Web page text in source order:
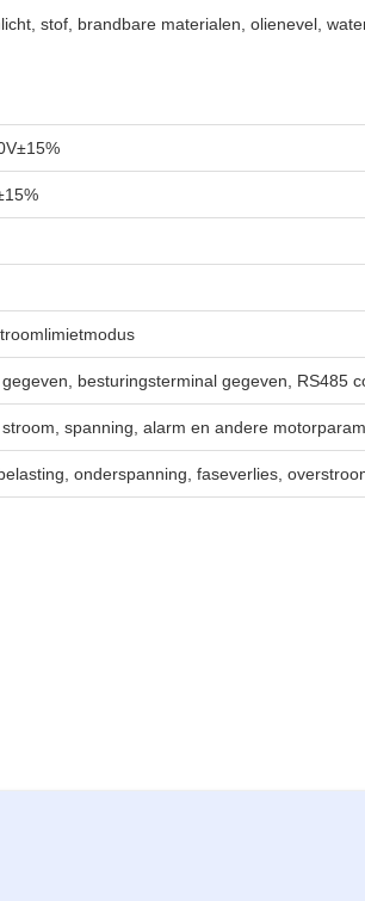
stof, brandbare materialen, olienevel,
besturingsterminal gegeven, RS485
spanning, alarm en andere
onderspanning, faseverlies,